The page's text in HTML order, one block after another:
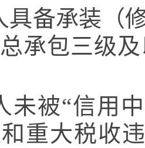
具备承装（
承包三级
未被“信用
重大税收